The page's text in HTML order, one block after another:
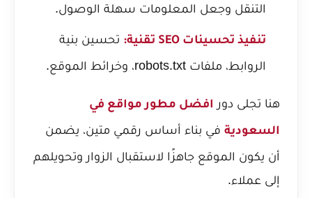
التنقل وجعل المعلومات سهلة الوصول.
تنفيذ تحسينات SEO تقنية:
تحسين بنية
الروابط، ملفات robots.txt، وخرائط الموقع.
هنا تجلى دور افضل مطور مواقع في
السعودية في بناء أساس رقمي متين، يضمن
أن يكون الموقع جاهزًا لاستقبال الزوار وتحويلهم
إلى عملاء.